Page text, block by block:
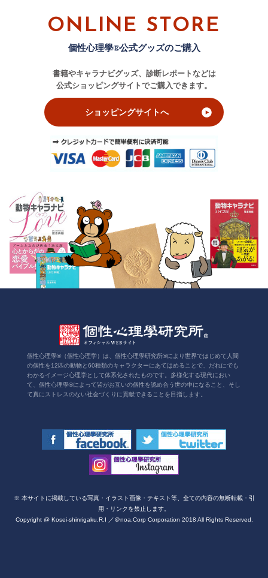
ONLINE STORE
個性心理學®公式グッズのご購入
書籍やキャラナビグッズ、診断レポートなどは
公式ショッピングサイトでご購入できます。
ショッピングサイトへ
個性心理學®（個性心理学）は、個性心理學研究所®により世界ではじめて人間
の個性を12匹の動物と60種類のキャラクターにあてはめることで、だれにでも
わかるイメージ心理学として体系化されたものです。多様化する現代におい
て、個性心理學®によって皆がお互いの個性を認め合う世の中になること、そし
て真にストレスのない社会づくりに貢献できることを目指します。
※ 本サイトに掲載している写真・イラスト画像・テキスト等、全ての内容の無断転載・引
用・リンクを禁止します。
Copyright @ Kosei-shinrigaku.R.I ／＠noa.Corp Corporation 2018 All Rights Reserved.